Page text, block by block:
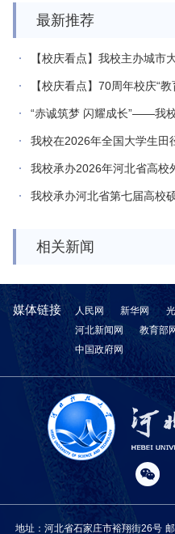
最新推荐
【校庆看点】我校主办城市
【校庆看点】70周年校庆“教
“赤诚筑梦 闪耀成长”——我校
我校在2026年全国大学生田
我校承办2026年河北省高校
我校承办河北省第七届高校
相关新闻
媒体链接 人民网 新华网
河北新闻网
教育部
中国政府网
地址：河北省石家庄市裕翔街26号